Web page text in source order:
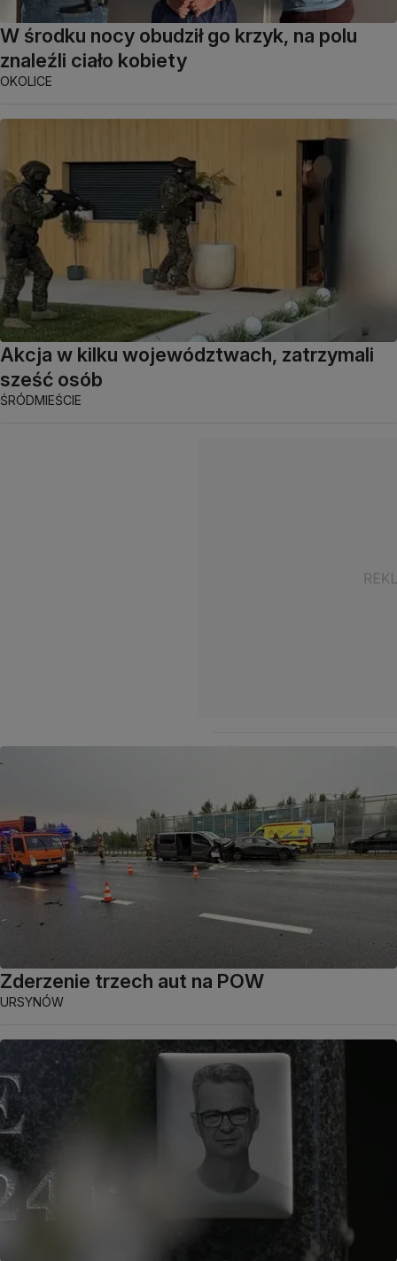
W środku nocy obudził go krzyk, na polu
znaleźli ciało kobiety
OKOLICE
Akcja w kilku województwach, zatrzymali
sześć osób
ŚRÓDMIEŚCIE
Zderzenie trzech aut na POW
URSYNÓW